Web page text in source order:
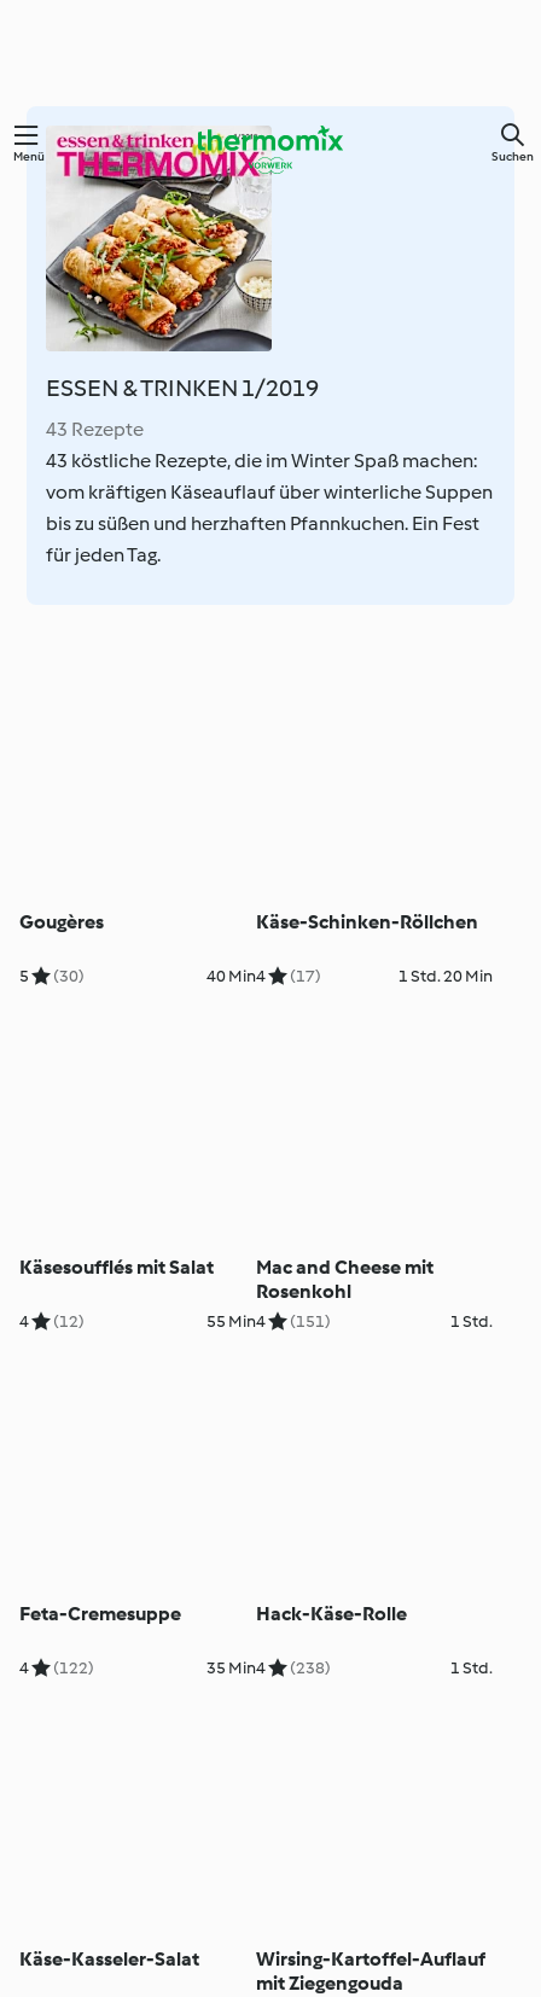
Springe
Hauptinhalt
Menü Suchen
ESSEN & TRINKEN 1/2019
43 Rezepte
43 köstliche Rezepte, die im Winter Spaß machen:
vom kräftigen Käseauflauf über winterliche Suppen
bis zu süßen und herzhaften Pfannkuchen. Ein Fest
für jeden Tag.
Gougères
5 (30) 40 Min
Käse-Schinken-Röllchen
4 (17) 1 Std. 20 Min
Käsesoufflés mit Salat
4 (12) 55 Min
Mac and Cheese mit
Rosenkohl
4 (151) 1 Std.
Feta-Cremesuppe
4 (122) 35 Min
Hack-Käse-Rolle
4 (238) 1 Std.
Käse-Kasseler-Salat
Wirsing-Kartoffel-Auflauf
mit Ziegengouda